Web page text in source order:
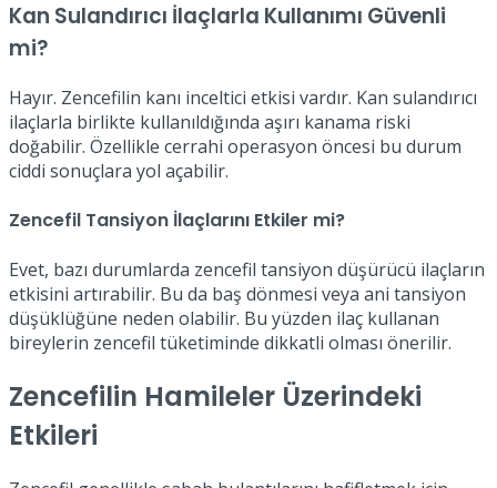
Kan Sulandırıcı İlaçlarla Kullanımı Güvenli
mi?
Hayır. Zencefilin kanı inceltici etkisi vardır. Kan sulandırıcı
ilaçlarla birlikte kullanıldığında aşırı kanama riski
doğabilir. Özellikle cerrahi operasyon öncesi bu durum
ciddi sonuçlara yol açabilir.
Zencefil Tansiyon İlaçlarını Etkiler mi?
Evet, bazı durumlarda zencefil tansiyon düşürücü ilaçların
etkisini artırabilir. Bu da baş dönmesi veya ani tansiyon
düşüklüğüne neden olabilir. Bu yüzden ilaç kullanan
bireylerin zencefil tüketiminde dikkatli olması önerilir.
Zencefilin Hamileler Üzerindeki
Etkileri